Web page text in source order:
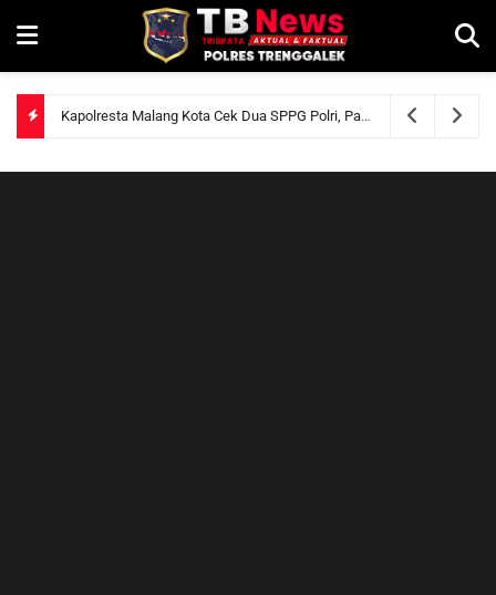
Kapolresta Malang Kota Cek Dua SPPG Polri, Pastikan Standar Pemenuhan Gizi dan Pengelolaan Limbah Berjalan Optimal